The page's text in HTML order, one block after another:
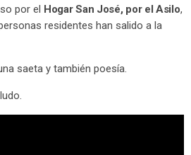
por el
Hogar San José, por el Asilo,
residentes han salido a la
saeta y también poesía.